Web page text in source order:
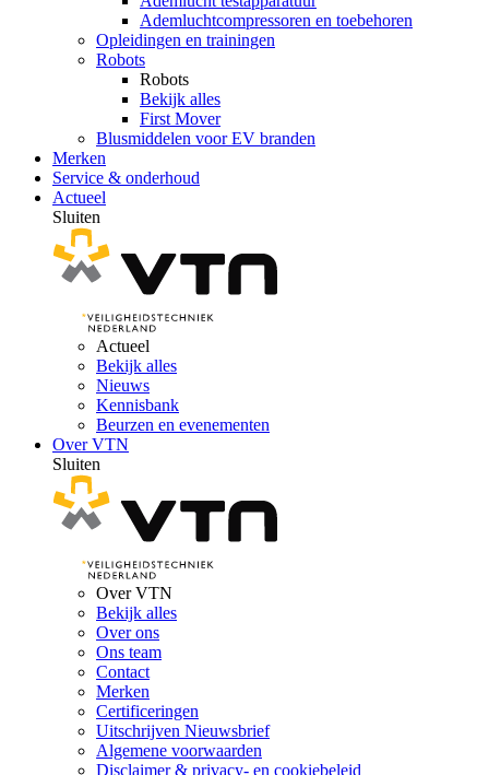
Ademluchtcompressoren en toebehoren
Opleidingen en trainingen
Robots
Robots
Bekijk alles
First Mover
Blusmiddelen voor EV branden
Merken
Service & onderhoud
Actueel
Sluiten
Actueel
Bekijk alles
Nieuws
Kennisbank
Beurzen en evenementen
Over VTN
Sluiten
Over VTN
Bekijk alles
Over ons
Ons team
Contact
Merken
Certificeringen
Uitschrijven Nieuwsbrief
Algemene voorwaarden
Disclaimer & privacy- en cookiebeleid